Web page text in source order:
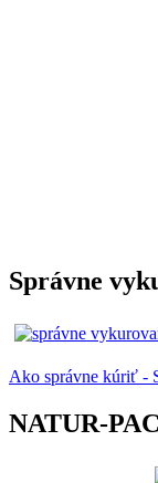
Správne
Ako správne kúriť -
NATUR-